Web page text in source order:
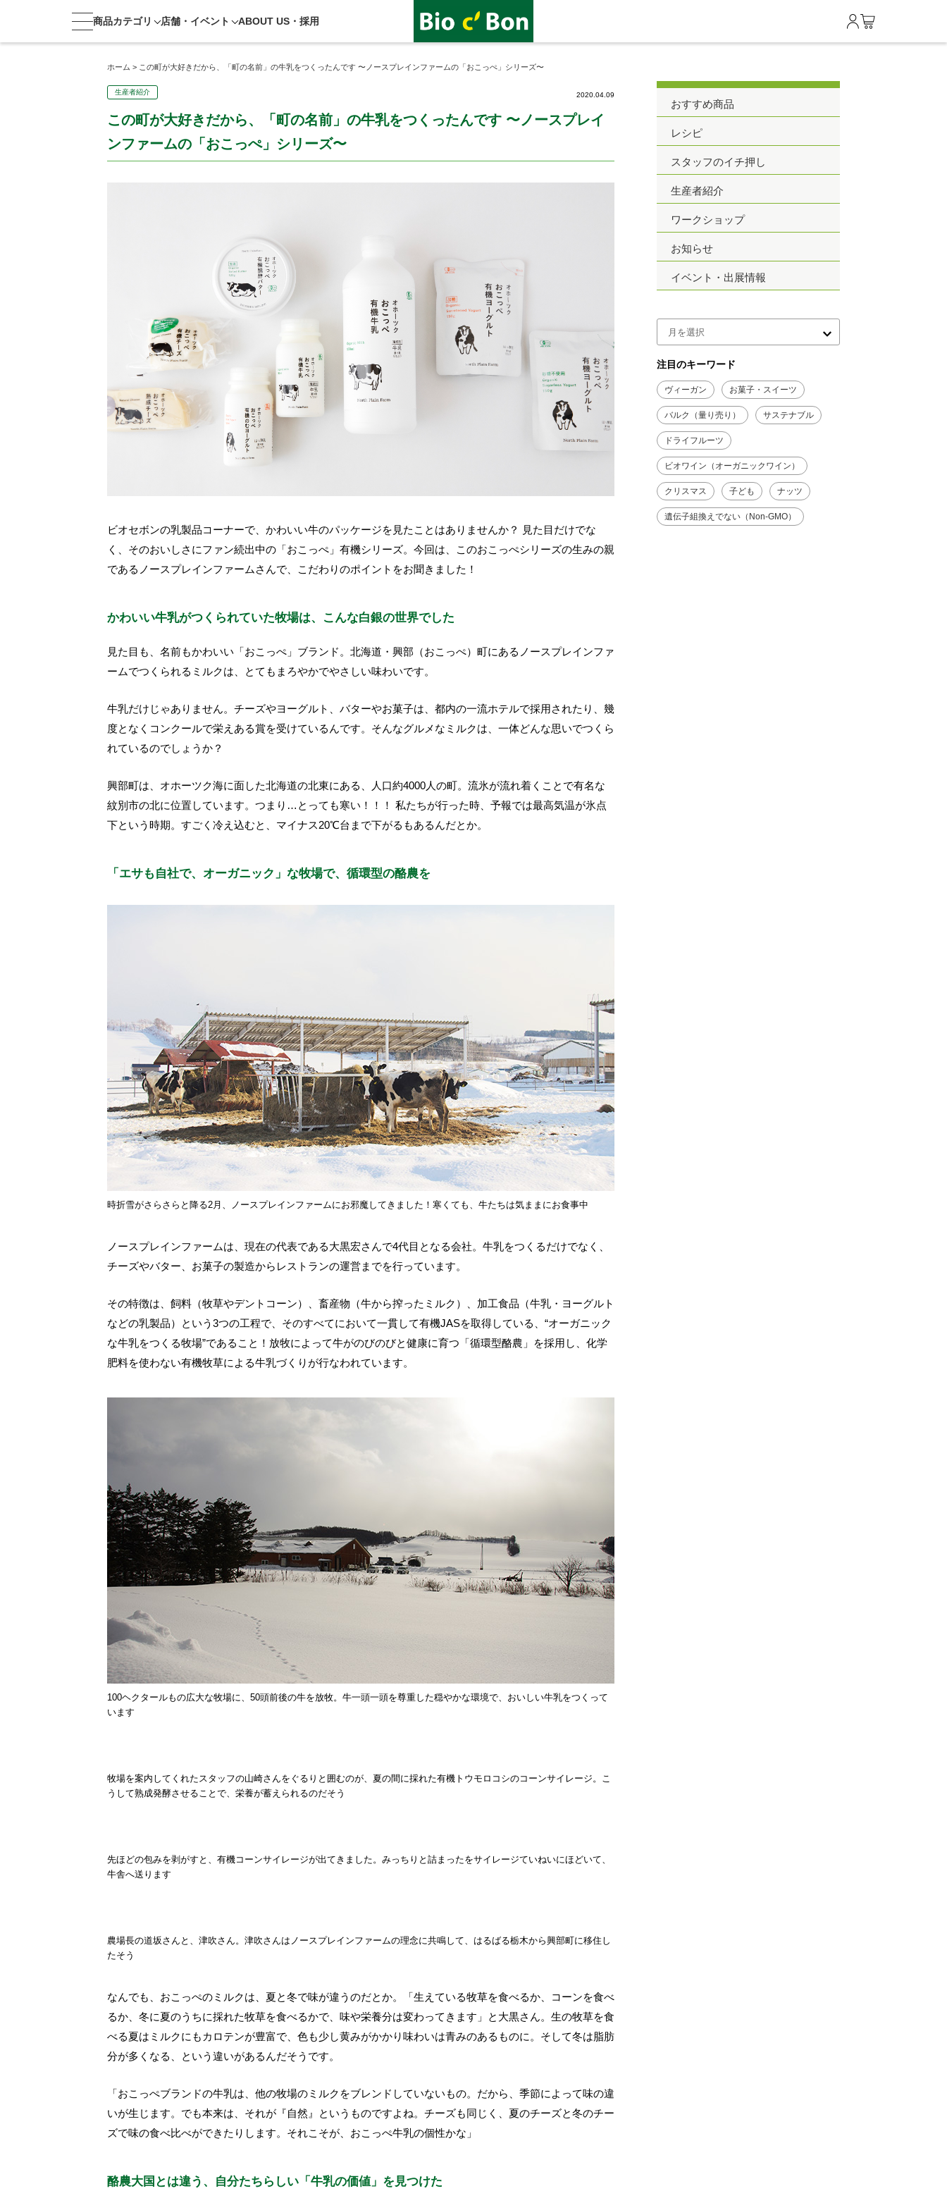
商品カテゴリ 店舗・ イベント ABOUT US・ 採用
ホーム > この町が大好きだから、「町の名前」の牛乳をつくったんです 〜ノースプレインファームの「おこっぺ」シリーズ〜
生産者紹介 2020.04.09
この町が大好きだから、「町の名前」の牛乳をつくったんです 〜ノースプレイ
ンファームの「おこっぺ」シリーズ〜
ビオセボンの乳製品コーナーで、かわいい牛のパッケージを見たことはありませんか？ 見た目だけでな
く、そのおいしさにファン続出中の「おこっぺ」有機シリーズ。今回は、このおこっぺシリーズの生みの親
であるノースプレインファームさんで、こだわりのポイントをお聞きました！
かわいい牛乳がつくられていた牧場は、こんな白銀の世界でした
見た目も、名前もかわいい「おこっぺ」ブランド。北海道・興部（おこっぺ）町にあるノースプレインファ
ームでつくられるミルクは、とてもまろやかでやさしい味わいです。
牛乳だけじゃありません。チーズやヨーグルト、バターやお菓子は、都内の一流ホテルで採用されたり、幾
度となくコンクールで栄えある賞を受けているんです。そんなグルメなミルクは、一体どんな思いでつくら
れているのでしょうか？
興部町は、オホーツク海に面した北海道の北東にある、人口約4000人の町。流氷が流れ着くことで有名な
紋別市の北に位置しています。つまり…とっても寒い！！！ 私たちが行った時、予報では最高気温が氷点
下という時期。すごく冷え込むと、マイナス20℃台まで下がるもあるんだとか。
「エサも自社で、オーガニック」な牧場で、循環型の酪農を
時折雪がさらさらと降る2月、ノースプレインファームにお邪魔してきました！寒くても、牛たちは気ままにお食事中
ノースプレインファームは、現在の代表である大黒宏さんで4代目となる会社。牛乳をつくるだけでなく、
チーズやバター、お菓子の製造からレストランの運営までを行っています。
その特徴は、飼料（牧草やデントコーン）、畜産物（牛から搾ったミルク）、加工食品（牛乳・ヨーグルト
などの乳製品）という3つの工程で、そのすべてにおいて一貫して有機JASを取得している、“オーガニック
な牛乳をつくる牧場”であること！放牧によって牛がのびのびと健康に育つ「循環型酪農」を採用し、化学
肥料を使わない有機牧草による牛乳づくりが行なわれています。
100ヘクタールもの広大な牧場に、50頭前後の牛を放牧。牛一頭一頭を尊重した穏やかな環境で、おいしい牛乳をつくって
います
牧場を案内してくれたスタッフの山崎さんをぐるりと囲むのが、夏の間に採れた有機トウモロコシのコーンサイレージ。こ
うして熟成発酵させることで、栄養が蓄えられるのだそう
先ほどの包みを剥がすと、有機コーンサイレージが出てきました。みっちりと詰まったをサイレージていねいにほどいて、
牛舎へ送ります
農場長の道坂さんと、津吹さん。津吹さんはノースプレインファームの理念に共鳴して、はるばる栃木から興部町に移住し
たそう
なんでも、おこっぺのミルクは、夏と冬で味が違うのだとか。「生えている牧草を食べるか、コーンを食べ
るか、冬に夏のうちに採れた牧草を食べるかで、味や栄養分は変わってきます」と大黒さん。生の牧草を食
べる夏はミルクにもカロテンが豊富で、色も少し黄みがかかり味わいは青みのあるものに。そして冬は脂肪
分が多くなる、という違いがあるんだそうです。
「おこっぺブランドの牛乳は、他の牧場のミルクをブレンドしていないもの。だから、季節によって味の違
いが生じます。でも本来は、それが『自然』というものですよね。チーズも同じく、夏のチーズと冬のチー
ズで味の食べ比べができたりします。それこそが、おこっぺ牛乳の個性かな」
酪農大国とは違う、自分たちらしい「牛乳の価値」を見つけた
おすすめ商品
レシピ
スタッフのイチ押し
生産者紹介
ワークショップ
お知らせ
イベント・出展情報
注目のキーワード
ヴィーガン お菓子・スイーツ
バルク（量り売り） サステナブル
ドライフルーツ
ビオワイン（オーガニックワイン）
クリスマス 子ども ナッツ
遺伝子組換えでない（Non-GMO）